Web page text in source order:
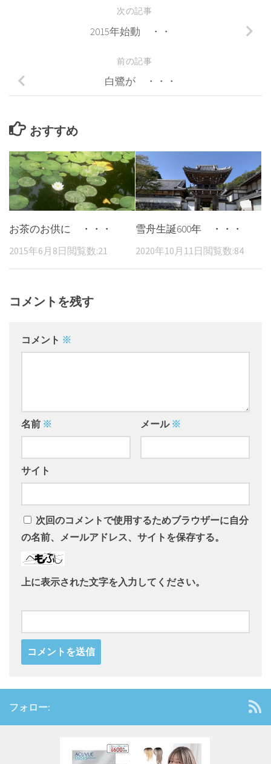
次の記事
2015年始動 ・・
前の記事
白鷺が ・・・
おすすめ
お茶のお供に ・・・
2015年6月8日 閲覧数:21
雪舟生誕600年 ・・・
2020年10月11日 閲覧数:84
コメントを残す
コメント ※
名前 ※ メール ※
サイト
次回のコメントで使用するためブラウザーに自分
の名前、メールアドレス、サイトを保存する。
上に表示された文字を入力してください。
フォロー: